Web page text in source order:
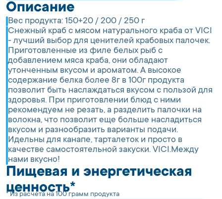
Описание
Вес продукта: 150+20 / 200 / 250 г
Снежный краб с мясом натурального краба от VICI
- лучший выбор для ценителей крабовых палочек.
Приготовленные из филе белых рыб с
добавлением мяса краба, они обладают
утонченным вкусом и ароматом. А высокое
содержание белка более 8г в 100г продукта
позволит быть наслаждаться вкусом с пользой для
здоровья. При приготовлении блюд с ними
рекомендуем не резать, а разделить палочки на
волокна, что позволит еще больше насладиться
вкусом и разнообразить варианты подачи.
Идельны для канапе, тарталеток и просто в
качестве самостоятельной закуски. VICI.Между
нами вкусно!
Пищевая и энергетическая
ценность*
* Из расчета на 100 грамм продукта